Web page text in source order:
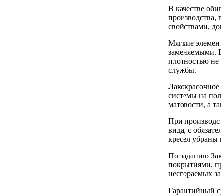
В качестве
производства,
свойствами,
Мягкие
заменяемыми.
плотностью не
службы.
системы на
матовости, а
При
вида, с
кресел
По заданию
покрытиями,
несгораемых
Гарантийный